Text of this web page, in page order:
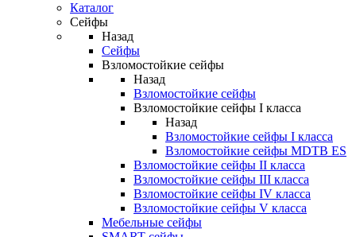
Каталог
Сейфы
Назад
Сейфы
Взломостойкие сейфы
Назад
Взломостойкие сейфы
Взломостойкие сейфы I класса
Назад
Взломостойкие сейфы I класса
Взломостойкие сейфы MDTB ES
Взломостойкие сейфы II класса
Взломостойкие сейфы III класса
Взломостойкие сейфы IV класса
Взломостойкие сейфы V класса
Мебельные сейфы